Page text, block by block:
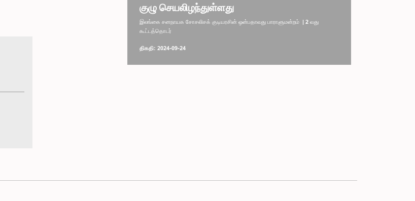
குழு செயலிழந்துள்ளது
இலங்கை சனநாயக சோசலிசக் குடியரசின் ஒன்பதாவது பாராளுமன்றம் | 2 வது
கூட்டத்தொடர்
திகதி: 2024-09-24